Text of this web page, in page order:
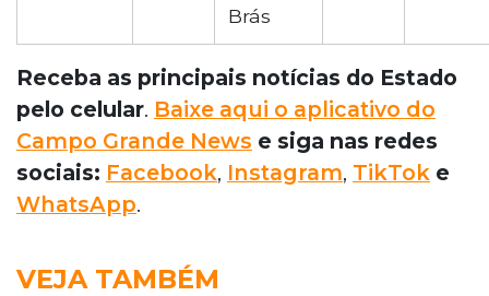
Brás
Receba as principais notícias do Estado
pelo celular. Baixe aqui o aplicativo do
Campo Grande News e siga nas redes
sociais: Facebook, Instagram, TikTok e
WhatsApp.
VEJA TAMBÉM